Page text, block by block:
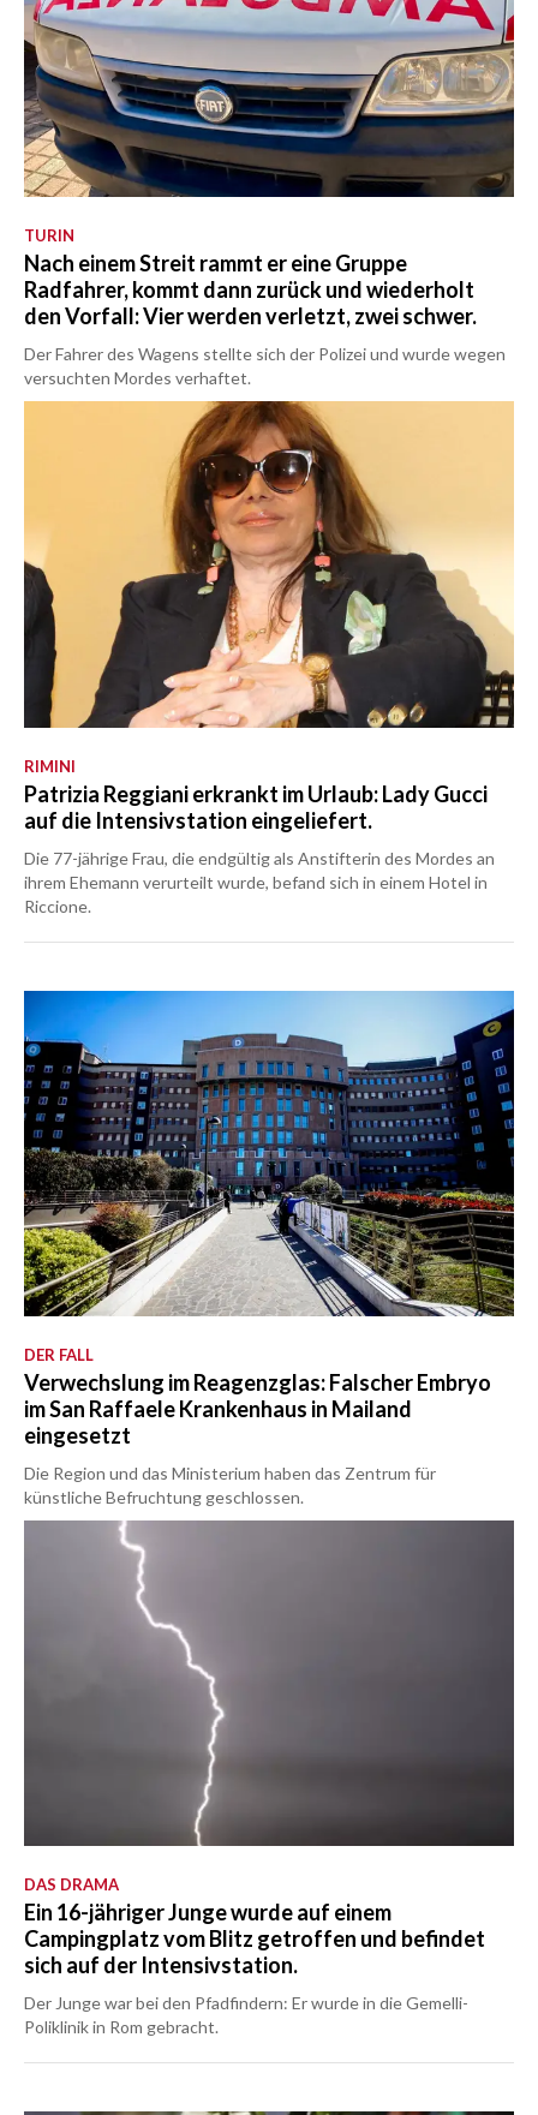
TURIN
Nach einem Streit rammt er eine Gruppe
Radfahrer, kommt dann zurück und wiederholt
den Vorfall: Vier werden verletzt, zwei schwer.
Der Fahrer des Wagens stellte sich der Polizei und wurde wegen
versuchten Mordes verhaftet.
RIMINI
Patrizia Reggiani erkrankt im Urlaub: Lady Gucci
auf die Intensivstation eingeliefert.
Die 77-jährige Frau, die endgültig als Anstifterin des Mordes an
ihrem Ehemann verurteilt wurde, befand sich in einem Hotel in
Riccione.
DER FALL
Verwechslung im Reagenzglas: Falscher Embryo
im San Raffaele Krankenhaus in Mailand
eingesetzt
Die Region und das Ministerium haben das Zentrum für
künstliche Befruchtung geschlossen.
DAS DRAMA
Ein 16-jähriger Junge wurde auf einem
Campingplatz vom Blitz getroffen und befindet
sich auf der Intensivstation.
Der Junge war bei den Pfadfindern: Er wurde in die Gemelli-
Poliklinik in Rom gebracht.